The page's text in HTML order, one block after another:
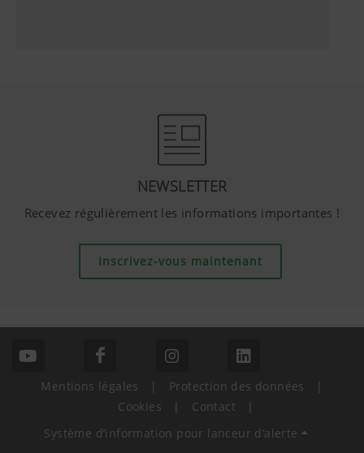
NEWSLETTER
Recevez régulièrement les informations importantes !
Inscrivez-vous maintenant
Mentions légales | Protection des données
|
Cookies
| Contact
|
Système d’information pour lanceur d’alerte